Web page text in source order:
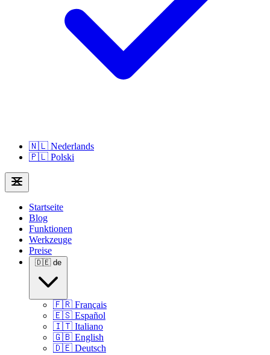
🇳🇱 Nederlands
🇵🇱 Polski
Startseite
Blog
Funktionen
Werkzeuge
Preise
🇩🇪 de
🇫🇷 Français
🇪🇸 Español
🇮🇹 Italiano
🇬🇧 English
🇩🇪 Deutsch